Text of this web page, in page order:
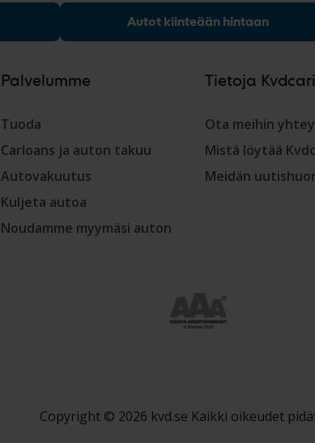
Autot kiinteään hintaan
Palvelumme
Tuoda
Carloans ja auton takuu
Autovakuutus
Kuljeta autoa
Noudamme myymäsi auton
Tietoja
Ota meihin
Mistä löytää
Meidän
Copyright © 2026 kvd.se Kaikki oikeudet